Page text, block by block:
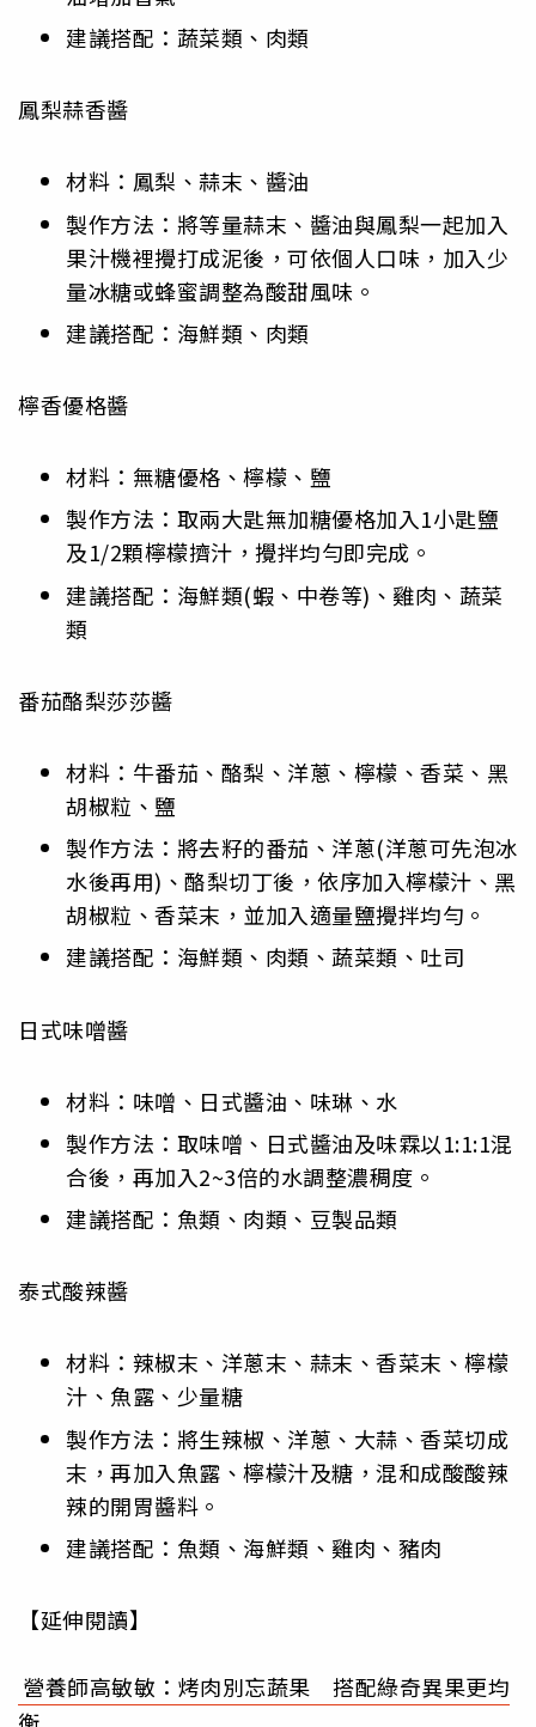
建議搭配：蔬菜類、肉類
鳳梨蒜香醬
材料：鳳梨、蒜末、醬油
製作方法：將等量蒜末、醬油與鳳梨一起加入
果汁機裡攪打成泥後，可依個人口味，加入少
量冰糖或蜂蜜調整為酸甜風味。
建議搭配：海鮮類、肉類
檸香優格醬
材料：無糖優格、檸檬、鹽
製作方法：取兩大匙無加糖優格加入1小匙鹽
及1/2顆檸檬擠汁，攪拌均勻即完成。
建議搭配：海鮮類(蝦、中卷等)、雞肉、蔬菜
類
番茄酪梨莎莎醬
材料：牛番茄、酪梨、洋蔥、檸檬、香菜、黑
胡椒粒、鹽
製作方法：將去籽的番茄、洋蔥(洋蔥可先泡冰
水後再用)、酪梨切丁後，依序加入檸檬汁、黑
胡椒粒、香菜末，並加入適量鹽攪拌均勻。
建議搭配：海鮮類、肉類、蔬菜類、吐司
日式味噌醬
材料：味噌、日式醬油、味琳、水
製作方法：取味噌、日式醬油及味霖以1:1:1混
合後，再加入2~3倍的水調整濃稠度。
建議搭配：魚類、肉類、豆製品類
泰式酸辣醬
材料：辣椒末、洋蔥末、蒜末、香菜末、檸檬
汁、魚露、少量糖
製作方法：將生辣椒、洋蔥、大蒜、香菜切成
末，再加入魚露、檸檬汁及糖，混和成酸酸辣
辣的開胃醬料。
建議搭配：魚類、海鮮類、雞肉、豬肉
【延伸閱讀】
營養師高敏敏：烤肉別忘蔬果 搭配綠奇異果更均